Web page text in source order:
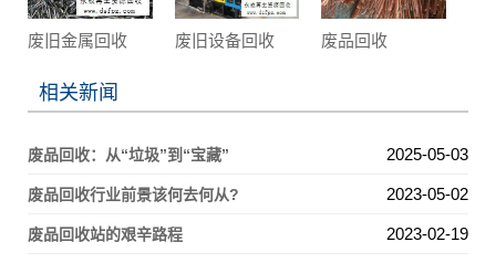
废旧金属回收 废旧设备回收 废品回收
相关新闻
废品回收：从“垃圾”到“宝藏” 2025-05-03
废品回收行业前景该何去何从? 2023-05-02
废品回收站的艰辛路程 2023-02-19